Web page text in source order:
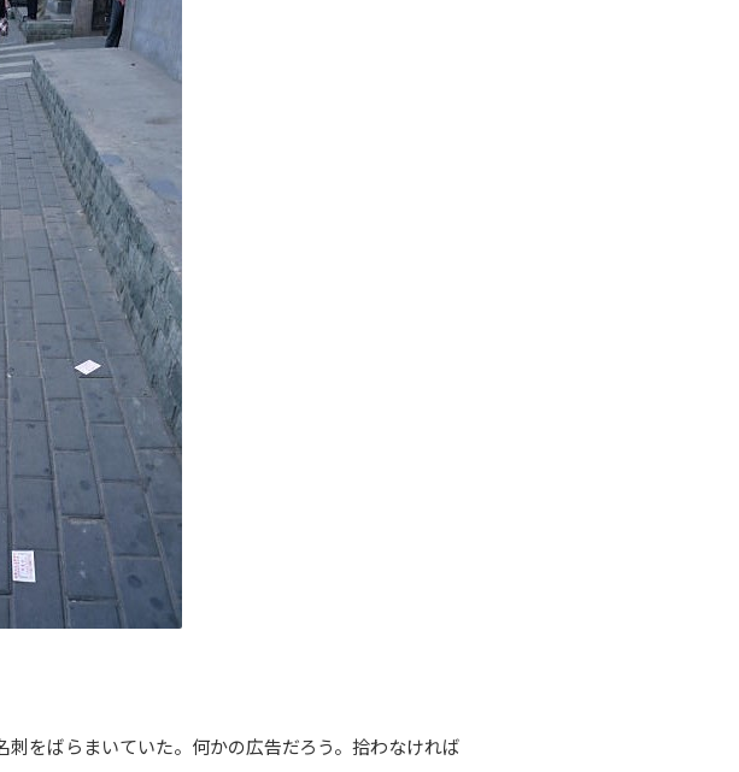
をばらまいていた。何かの広告だろう。拾わなければ